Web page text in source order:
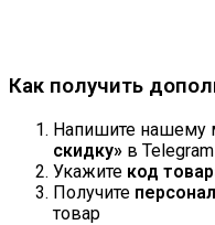
Как получить
Напишите нашему
скидку» в
Укажите код
Получите
товар